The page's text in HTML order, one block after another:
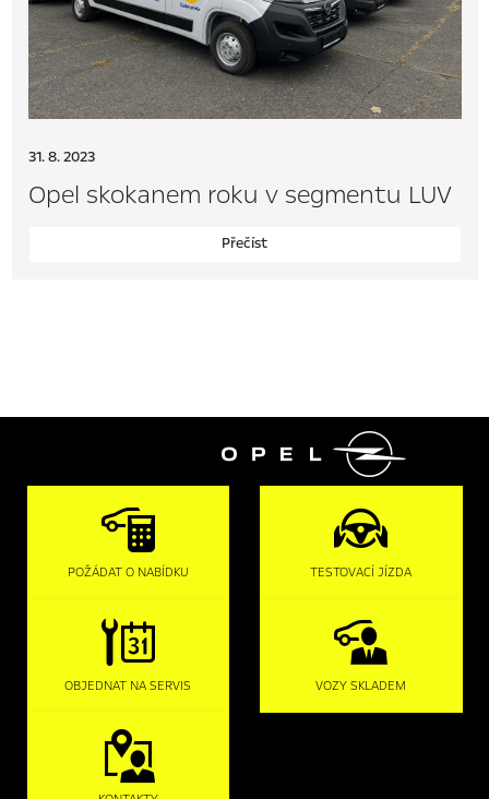
31. 8. 2023
Opel skokanem roku v segmentu LUV
Přečíst

POŽÁDAT O NABÍDKU TESTOVACÍ JÍZDA
OBJEDNAT NA SERVIS VOZY SKLADEM